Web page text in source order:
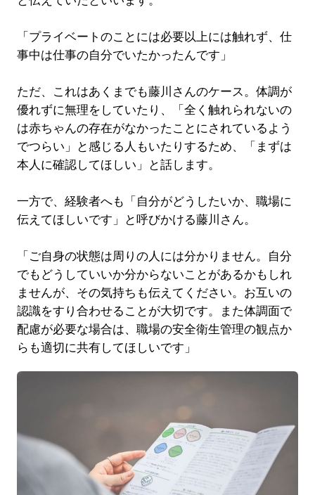
「プライベートのことには必要以上には触れず、仕
事中は仕事の自分でいたかったんです」
ただ、これはあくまでも藤川さんのケース。体調が
優れずに無理をしていたり、「全く触れられないの
は赤ちゃんの存在がなかったことにされているよう
でつらい」と感じる人もいたりするため、「まずは
本人に確認してほしい」と話します。
一方で、経験者へも「自分がどうしたいか、職場に
伝えてほしいです」と呼びかける藤川さん。
「ご自身の状態は周りの人には分かりません。自分
でもどうしていいか分からないことがあるかもしれ
ませんが、その気持ちも伝えてください。お互いの
認識をすり合わせることが大切です。また体調面で
配慮が必要な場合は、職場の安全衛生管理の観点か
らも適切に共有してほしいです」